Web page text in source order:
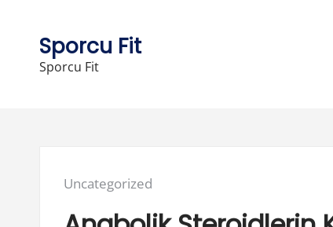
contentSporcu Fit
Sporcu Fit
Posted
Uncategorized